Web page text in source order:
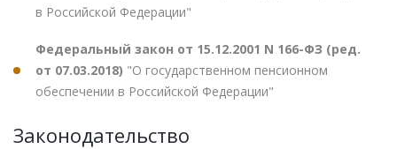
в Российской Федерации"
Федеральный закон от 15.12.2001 N 166-ФЗ (ред.
от 07.03.2018) "О государственном пенсионном
обеспечении в Российской Федерации"
Законодательство